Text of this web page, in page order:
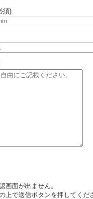
須)
画面が出ません。
上で送信ボタンを押してくだ